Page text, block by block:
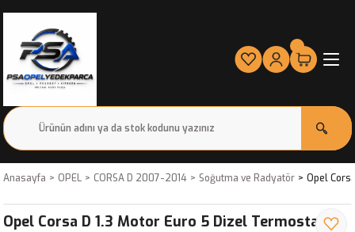
Anasayfa OPEL CORSA D 2007-2014 Soğutma ve Radyatör Opel
Opel Corsa D 1.3 Motor Euro 5 Dizel Termostat